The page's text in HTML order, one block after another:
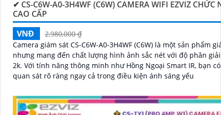
✔ CS-C6W-A0-3H4WF (C6W) CAMERA WIFI EZVIZ CHỨC
CAO CẤP
VNĐ
2,980,000 ₫
Camera giám sát CS-C6W-A0-3H4WF (C6W) là một sản phẩm
nhưng mang đến chất lượng hình ảnh sắc nét với độ phân
2k. Với tính năng thông minh như Hồng Ngoại Smart IR, bạn có thể
quan sát rõ ràng ngay cả trong điều kiện ánh sáng yếu